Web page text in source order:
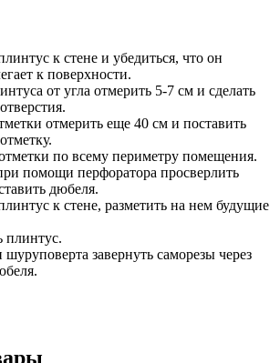
к стене и убедиться, что он
к поверхности.
от угла отмерить 5-7 см и сделать
отмерить еще 40 см и поставить
по всему периметру помещения.
помощи перфоратора просверлить
дюбеля.
к стене, разметить на нем будущие
плинтус.
завернуть саморезы через